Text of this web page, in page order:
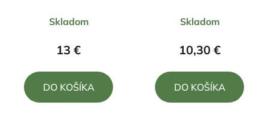
Skladom
13 €
DO KOŠÍKA
hodnotenie
produktu
z
Skladom
10,30 €
DO KOŠÍKA